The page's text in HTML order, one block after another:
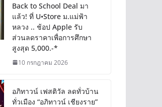
Back to School Deal มา
แล้ว! ที่ U•Store ม.แม่ฟ้า
หลวง .. ช้อป Apple รับ
ส่วนลดราคาเพื่อการศึกษา
สูงสุด 5,000.-*
10 กรกฎาคม 2026
อภิทาวน์ เฟสติวัล ลดทั่วบ้าน
ทั่วเมือง “อภิทาวน์ เชียงราย”